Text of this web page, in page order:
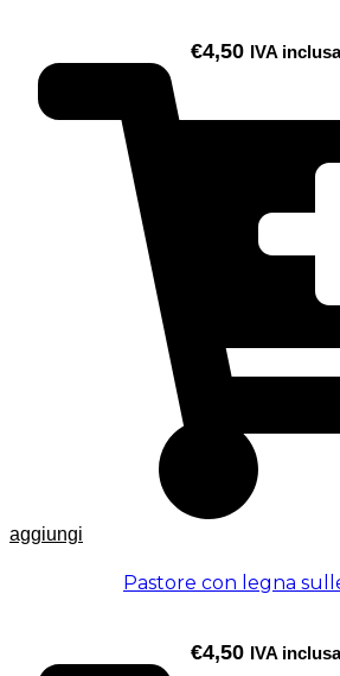
€4,50 IVA inclusa
aggiungi
Pastore con legna
€4,50 IVA inclusa